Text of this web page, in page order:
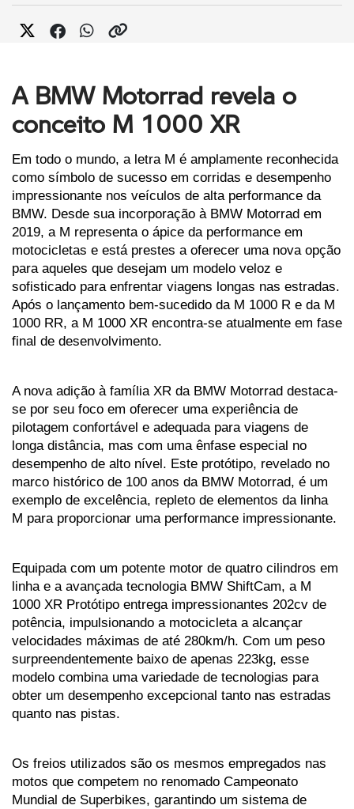
A BMW Motorrad revela o
conceito M 1000 XR
Em todo o mundo, a letra M é amplamente reconhecida
como símbolo de sucesso em corridas e desempenho
impressionante nos veículos de alta performance da
BMW. Desde sua incorporação à BMW Motorrad em
2019, a M representa o ápice da performance em
motocicletas e está prestes a oferecer uma nova opção
para aqueles que desejam um modelo veloz e
sofisticado para enfrentar viagens longas nas estradas.
Após o lançamento bem-sucedido da M 1000 R e da M
1000 RR, a M 1000 XR encontra-se atualmente em fase
final de desenvolvimento.
A nova adição à família XR da BMW Motorrad destaca-
se por seu foco em oferecer uma experiência de
pilotagem confortável e adequada para viagens de
longa distância, mas com uma ênfase especial no
desempenho de alto nível. Este protótipo, revelado no
marco histórico de 100 anos da BMW Motorrad, é um
exemplo de excelência, repleto de elementos da linha
M para proporcionar uma performance impressionante.
Equipada com um potente motor de quatro cilindros em
linha e a avançada tecnologia BMW ShiftCam, a M
1000 XR Protótipo entrega impressionantes 202cv de
potência, impulsionando a motocicleta a alcançar
velocidades máximas de até 280km/h. Com um peso
surpreendentemente baixo de apenas 223kg, esse
modelo combina uma variedade de tecnologias para
obter um desempenho excepcional tanto nas estradas
quanto nas pistas.
Os freios utilizados são os mesmos empregados nas
motos que competem no renomado Campeonato
Mundial de Superbikes, garantindo um sistema de